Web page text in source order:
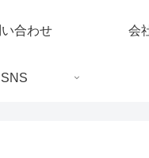
合わせ 会
SNS